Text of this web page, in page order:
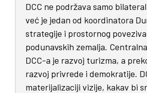
DCC ne podržava samo
već je jedan od koordinatora
strategije i prostornog
podunavskih zemalja.
DCC-a je razvoj turizma, a
razvoj privrede i demokratije.
materijalizaciji vizije, kakav bi